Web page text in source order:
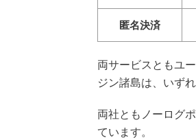
匿名決済
両サービスともユ
ジン諸島は、いず
両社ともノーログ
ています。